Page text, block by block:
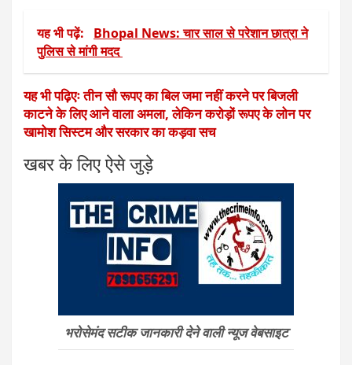
यह भी पढ़ें:
Bhopal News: चार साल से परेशान छात्रा ने
पुलिस से मांगी मदद
यह भी पढ़िएः तीन सौ रूपए का बिल जमा नहीं करने पर बिजली
काटने के लिए आने वाला अमला, लेकिन करोड़ों रूपए के लोन पर
खामोश सिस्टम और सरकार का कड़वा सच
खबर के लिए ऐसे जुड़े
भरोसेमंद सटीक जानकारी देने वाली न्यूज वेबसाइट